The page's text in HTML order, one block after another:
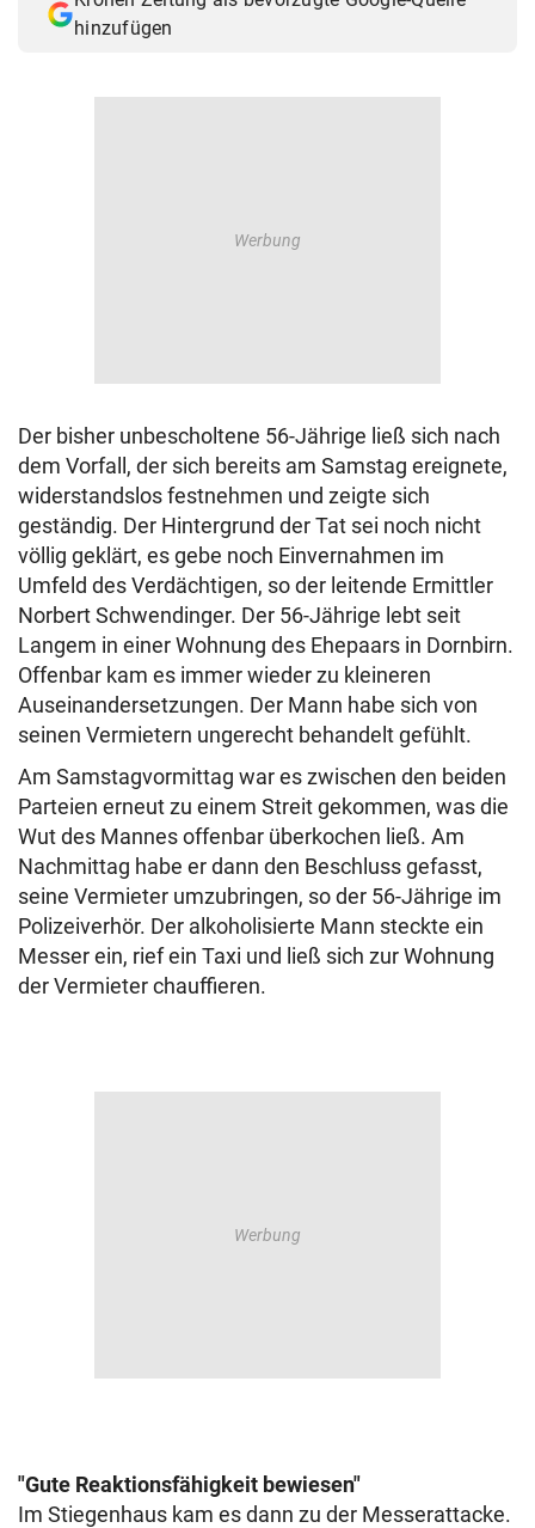
hinzufügen
Der bisher unbescholtene 56-Jährige ließ sich nach
dem Vorfall, der sich bereits am Samstag ereignete,
widerstandslos festnehmen und zeigte sich
geständig. Der Hintergrund der Tat sei noch nicht
völlig geklärt, es gebe noch Einvernahmen im
Umfeld des Verdächtigen, so der leitende Ermittler
Norbert Schwendinger. Der 56-Jährige lebt seit
Langem in einer Wohnung des Ehepaars in Dornbirn.
Offenbar kam es immer wieder zu kleineren
Auseinandersetzungen. Der Mann habe sich von
seinen Vermietern ungerecht behandelt gefühlt.
Am Samstagvormittag war es zwischen den beiden
Parteien erneut zu einem Streit gekommen, was die
Wut des Mannes offenbar überkochen ließ. Am
Nachmittag habe er dann den Beschluss gefasst,
seine Vermieter umzubringen, so der 56-Jährige im
Polizeiverhör. Der alkoholisierte Mann steckte ein
Messer ein, rief ein Taxi und ließ sich zur Wohnung
der Vermieter chauffieren.
"Gute Reaktionsfähigkeit bewiesen"
Im Stiegenhaus kam es dann zu der Messerattacke.